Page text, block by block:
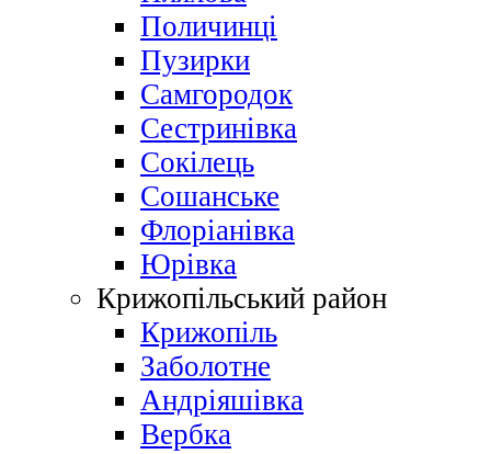
Поличинці
Пузирки
Самгородок
Сестринівка
Сокілець
Сошанське
Флоріанівка
Юрівка
Крижопільський район
Крижопіль
Заболотне
Андріяшівка
Вербка